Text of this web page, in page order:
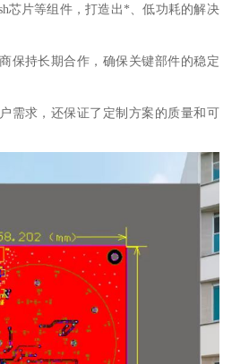
芯片等组件，打造出*、低功耗的解决
保持长期合作，确保关键部件的稳定
需求，还保证了定制方案的质量和可